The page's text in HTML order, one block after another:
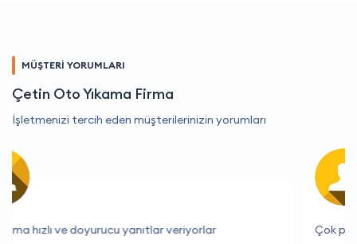
MÜŞTERİ YORUMLARI
Çetin Oto Yıkama Firma
İşletmenizi tercih eden müşterilerinizin yorumları
Çok profesyonel ve kaliteli hizmet.